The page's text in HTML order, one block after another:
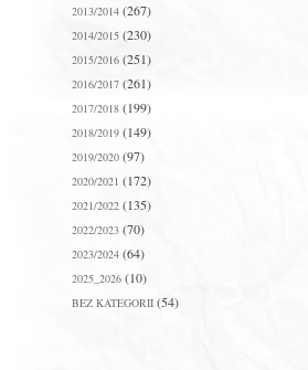
2013/2014(267)
2014/2015(230)
2015/2016(251)
2016/2017(261)
2017/2018(199)
2018/2019(149)
2019/2020(97)
2020/2021 (172)
2021/2022(135)
2022/2023(70)
2023/2024(64)
2025_2026(10)
BEZ KATEGORII(54)